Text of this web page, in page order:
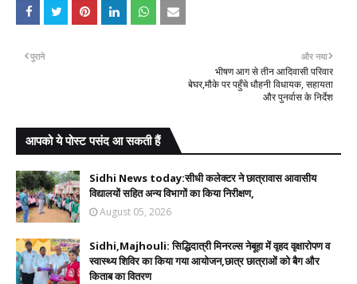
और नया
भीषण आग से तीन आदिवासी परिवार
बेघर,मौके पर पहुँचे धौहनी विधायक, सहायता
और पुनर्वास के निर्देश
पुराने
आपको ये पोस्ट पसंद आ सकती हैं
Sidhi News today:सीधी कलेक्टर ने छात्रावास आवासीय
विद्यालयों सहित अन्य विभागों का किया निरीक्षण,
August 05, 2026
Sidhi,Majhouli: सिद्धिदात्री मिनरल्स नेबूहा में वृहद वृक्षारोपण व
स्वास्थ्य शिविर का किया गया आयोजन,छात्र छात्राओं को बैग और
किताब का वितरण